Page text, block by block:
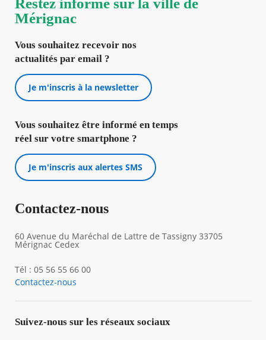
Restez informé sur la ville de
Mérignac
Vous souhaitez recevoir nos
actualités par email ?
Je m'inscris à la newsletter
Vous souhaitez être informé en temps
réel sur votre smartphone ?
Je m'inscris aux alertes SMS
Contactez-nous
60 Avenue du Maréchal de Lattre de Tassigny 33705
Mérignac Cedex
Tél : 05 56 55 66 00
Contactez-nous
Suivez-nous sur les réseaux sociaux